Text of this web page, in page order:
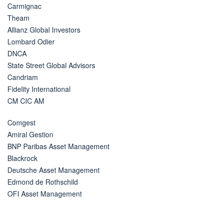
Carmignac
Theam
Allianz Global Investors
Lombard Odier
DNCA
State Street Global Advisors
Candriam
Fidelity International
CM CIC AM
Comgest
Amiral Gestion
BNP Paribas Asset Management
Blackrock
Deutsche Asset Management
Edmond de Rothschild
OFI Asset Management